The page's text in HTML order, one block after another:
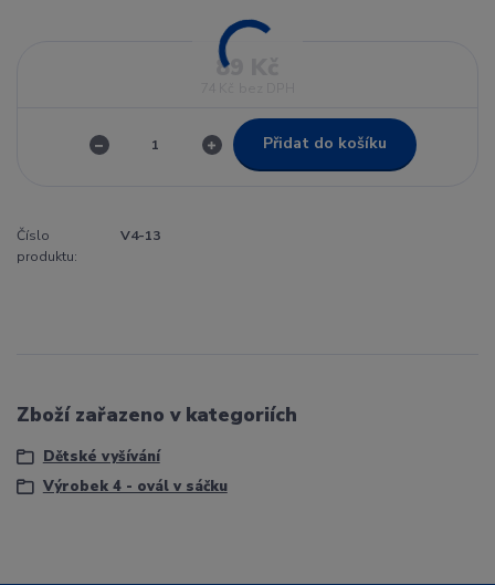
89 Kč
Přidat do košíku
Číslo
produktu:
V4-13
Zboží zařazeno v kategoriích
Dětské vyšívání
Výrobek 4 - ovál v sáčku